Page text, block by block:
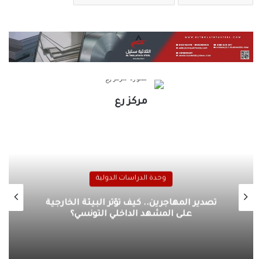
مركز رع
برنامج دراسات التطرف والإرهاب
أسواق العنف.. كيف عززت شبكات
قدرات طالبان الباكستانية؟